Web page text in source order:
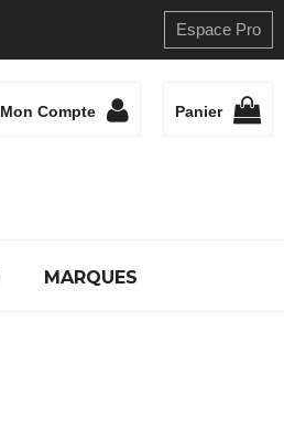
Espace Pro
Mon Compte Panier
MARQUES